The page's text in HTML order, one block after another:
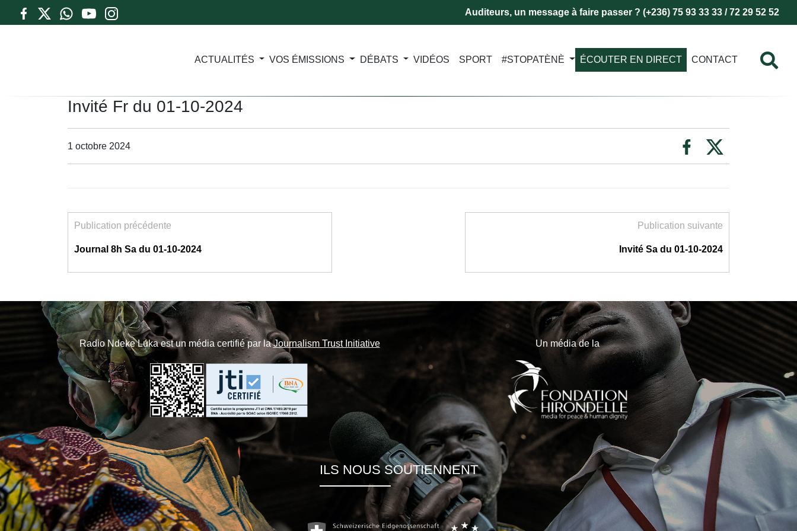
Auditeurs, un message à faire passer ? (+236) 75 93 33 33 / 72 29 52 52
ACTUALITÉS VOS ÉMISSIONS DÉBATS VIDÉOS SPORT #STOPATÈNÈ ÉCOUTER EN DIRECT CONTACT
Invité Fr du 01-10-2024
1 octobre 2024
Publication précédente
Journal 8h Sa du 01-10-2024
Publication suivante
Invité Sa du 01-10-2024
Radio Ndeke Luka est un média certifié par laJournalism Trust Initiative Un média de la
ILS NOUS SOUTIENNENT